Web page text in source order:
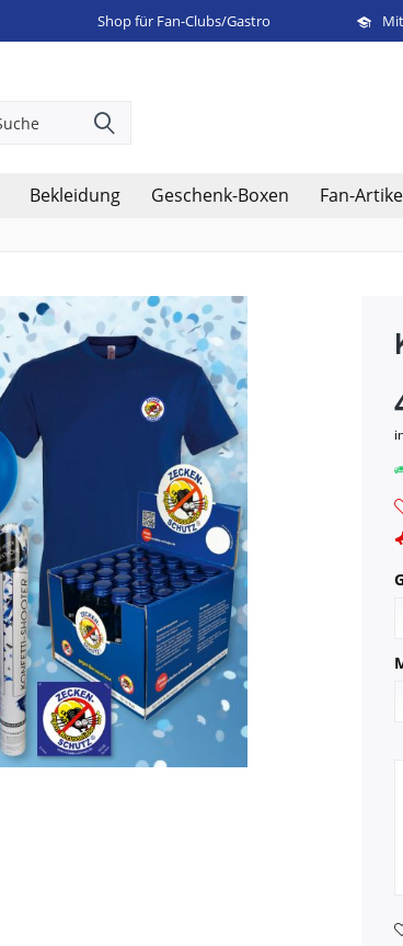
Shop für Fan-Clubs/Gastro
Bekleidung Geschenk-Boxen Fan-